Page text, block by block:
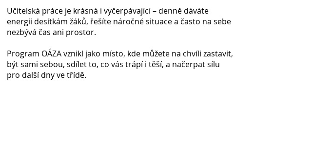
Učitelská práce je krásná i vyčerpávající – denně dáváte
energii desítkám žáků, řešíte náročné situace a často na sebe
nezbývá čas ani prostor.
Program OÁZA vznikl jako místo, kde můžete na chvíli zastavit,
být sami sebou, sdílet to, co vás trápí i těší, a načerpat sílu
pro další dny ve třídě.